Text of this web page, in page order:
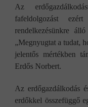
Az
fafeldolgozást
rendelkezésünkre
„Megnyugtat a tudat,
jelentős mértékben
Erdős Norbert.
Az erdőgazdálkodás
erdőkkel összefüggő